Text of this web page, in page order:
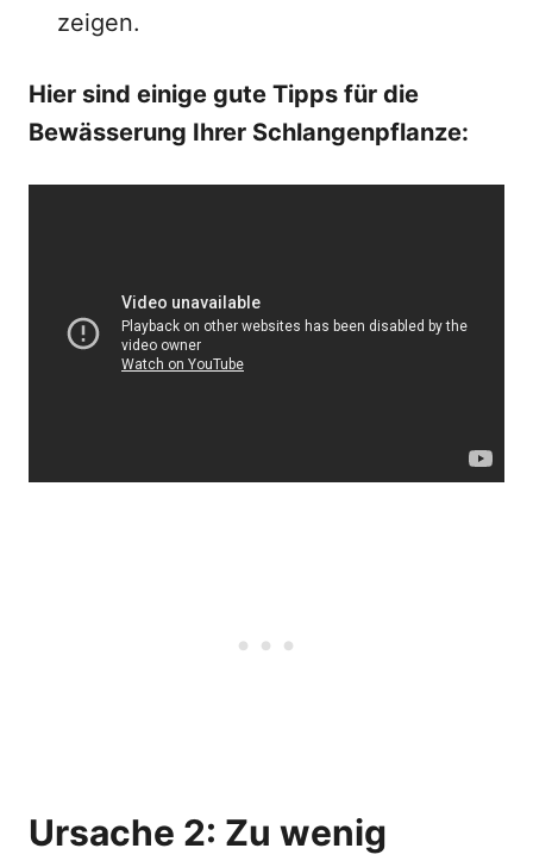
zeigen.
Hier sind einige gute Tipps für die
Bewässerung Ihrer Schlangenpflanze:
Ursache 2: Zu wenig